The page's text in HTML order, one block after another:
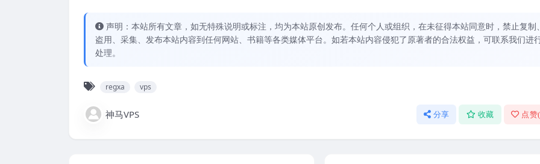
声明：本站所有文章，如无特殊说明或标注，均为本站原创发布。任何个人或组织，在未征得本站同意时，禁止复制
盗用、采集、发布本站内容到任何网站、书籍等各类媒体平台。如若本站内容侵犯了原著者的合法权益，可联系我们进
处理。
regxa vps
神马VPS 分享 收藏 点赞(